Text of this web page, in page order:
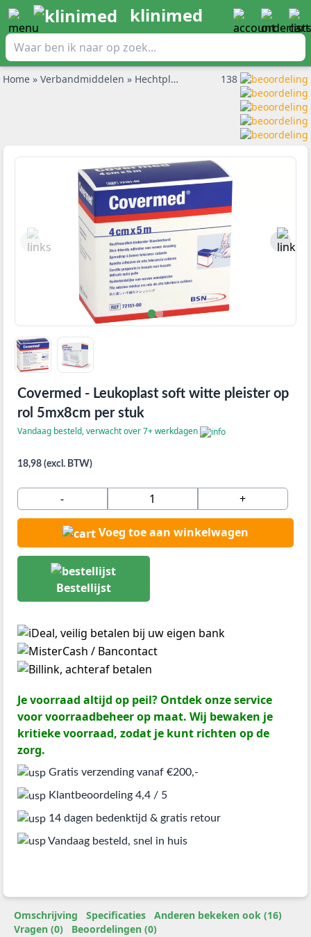
klinimed
Home » Verbandmiddelen » Hechtpleisters en pleisterrol »
138
Covermed - Leukoplast soft witte pleister op
rol 5mx8cm per stuk
Vandaag besteld, verwacht over 7+ werkdagen
18,98 (excl. BTW)
- +
Voeg toe aan winkelwagen
Bestellijst
Je voorraad altijd op peil? Ontdek onze service
voor voorraadbeheer op maat. Wij bewaken je
kritieke voorraad, zodat je kunt richten op de
zorg.
Gratis verzending vanaf €200,-
Klantbeoordeling 4,4 / 5
14 dagen bedenktijd & gratis retour
Vandaag besteld, snel in huis
Omschrijving Specificaties
Anderen bekeken ook (16)
Vragen (0)
Beoordelingen (0)